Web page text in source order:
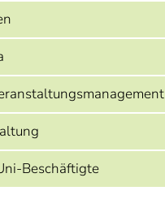
Beschäftigte